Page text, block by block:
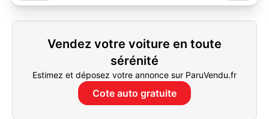
Vendez votre voiture en toute
sérénité
Estimez et déposez votre annonce sur ParuVendu.fr
Cote auto gratuite